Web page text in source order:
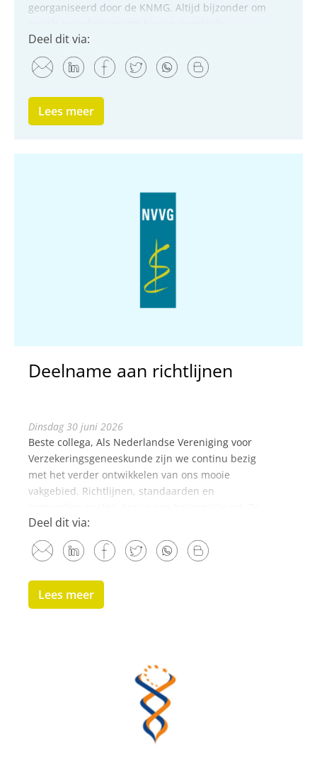
georganiseerd door de KNMG. Altijd bijzonder om
communicatiemedewerkers te bevinden. Mijn...
Deel dit via:
Lees meer
Deelname aan richtlijnen
dinsdag 30 juni 2026
Beste collega, Als Nederlandse Vereniging voor
Verzekeringsgeneeskunde zijn we continu bezig
met het verder ontwikkelen van ons mooie
vakgebied. Richtlijnen, standaarden en
zijn essentieel voor...
Deel dit via:
Lees meer